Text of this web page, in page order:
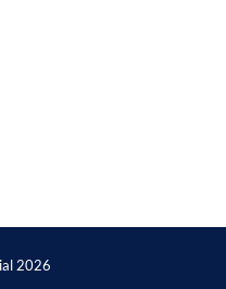
2026